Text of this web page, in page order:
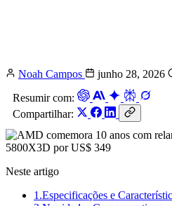
Noah Campos junho 28, 2026
Resumir com:
Compartilhar:
Neste artigo
1.Especificações e